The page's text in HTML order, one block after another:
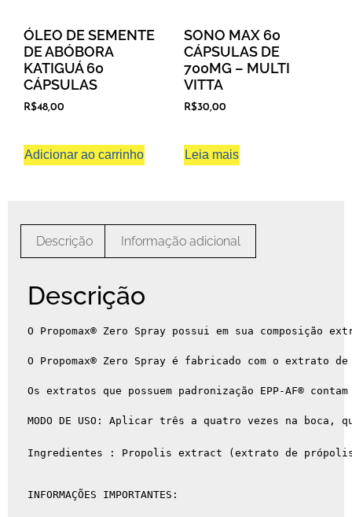
ÓLEO DE SEMENTE
DE ABÓBORA
KATIGUÁ 60
CÁPSULAS
R$48,00
Adicionar ao carrinho
SONO MAX 60
CÁPSULAS DE
700MG – MULTI
VITTA
R$30,00
Leia mais
Descrição Informação adicional
Descrição
O Propomax® Zero Spray possui em sua
O Propomax® Zero Spray é fabricado com o
Os extratos que possuem padronização EPP-AF®
MODO DE USO: Aplicar três a quatro vezes na
Ingredientes : Propolis extract (extrato de
INFORMAÇÕES IMPORTANTES: